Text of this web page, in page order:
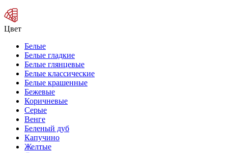
Цвет
Белые
Белые гладкие
Белые глянцевые
Белые классические
Белые крашенные
Бежевые
Коричневые
Серые
Венге
Беленый дуб
Капучино
Желтые